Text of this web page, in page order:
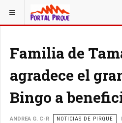
ESTÁ AQUÍ: NOTICIAS
Familia de
agradece el
Bingo a
ANDREA G. C-R NOTICIAS DE PIRQUE